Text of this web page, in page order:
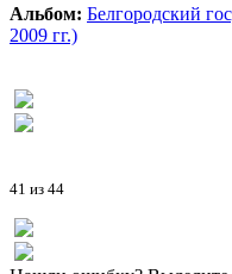
Альбом: Белгородский
2009 гг.)
41 из 44